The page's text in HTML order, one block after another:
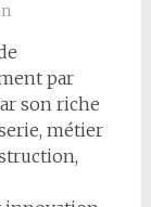
par
son riche
métier